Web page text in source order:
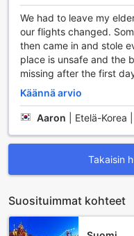
aina valmiina
nähtävyyksien
tekeminen. Tämä
vieraat voivat nauttia
parhaat vinkit
Lisäksi Apartments
kaikissa huoneissa sekä
voivat pysyä
suunnitella seuraavaa
saapumisesta ja
erityisen kätevää
hotellin yhteydessä on
oleskelusta entistä
Kuljetusmahdollisuudet
We had to leave my
our flights changed.
then came in and stole
place is unsafe and the
missing after the first
Käännä arvio
Aaron Etelä-Korea
Takaisin
Suosituimmat kohteet